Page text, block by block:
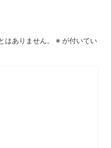
はありません。 ※ が付いてい